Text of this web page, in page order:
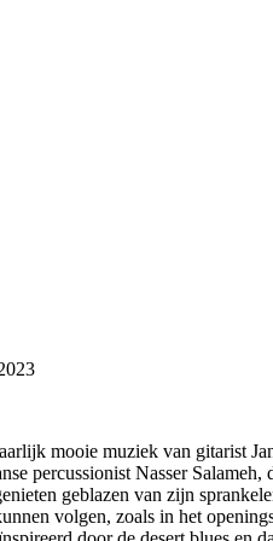
mooie muziek van gitarist
percussionist Nasser Salameh,
geblazen van zijn
volgen, zoals in het